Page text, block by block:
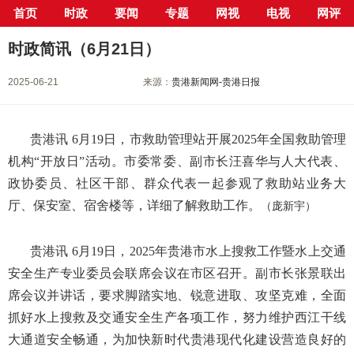
首页 时政 要闻 专题 网视 电视 网评
当前位置： 首页> 新闻中心> 要闻> 正文
时政简讯（6月21日）
2025-06-21 来源：贵港新闻网-贵港日报
贵港讯 6月19日，市救助管理站开展2025年全国救助管理
机构“开放日”活动。市委常委、副市长汪喜华与人大代表、
政协委员、社区干部、群众代表一起参观了救助站业务大
厅、保安室、宿舍楼等，详细了解救助工作。
（庞新宇）
贵港讯 6月19日，2025年贵港市水上搜救工作暨水上交通
安全生产专业委员会联席会议在市区召开。副市长张景联出
席会议并讲话，要求脚踏实地、锐意进取、攻坚克难，全面
抓好水上搜救及交通安全生产各项工作，努力维护西江干线
大通道安全畅通，为加快新时代贵港现代化建设营造良好的